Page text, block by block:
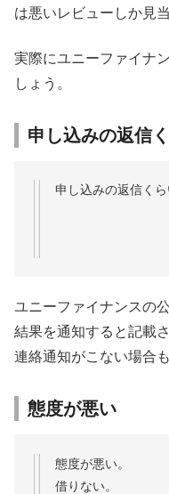
は悪いレビューしか見
実際にユニーファイナ
しょう。
申し込みの返信
申し込みの返信くら
ユニーファイナンスの
結果を通知すると記載
連絡通知がこない場合
態度が悪い
態度が悪い。
借りない。